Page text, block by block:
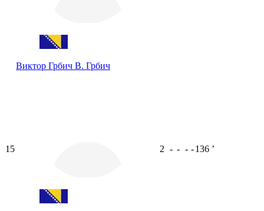
Виктор Грбич В. Грбич
15 2 - - - -136 ʼ